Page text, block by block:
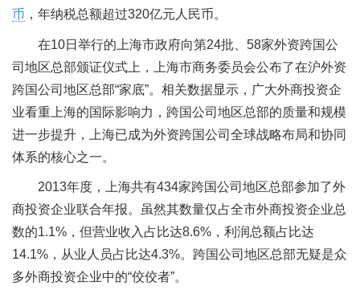
币 ，年纳税总额超过320亿元人民币。
在10日举行的上海市政府向第24批、58家外资跨国公
司地区总部颁证仪式上，上海市商务委员会公布了在沪外资
跨国公司地区总部“家底”。相关数据显示，广大外商投资企
业看重上海的国际影响力，跨国公司地区总部的质量和规模
进一步提升，上海已成为外资跨国公司全球战略布局和协同
体系的核心之一。
2013年度，上海共有434家跨国公司地区总部参加了外
商投资企业联合年报。虽然其数量仅占全市外商投资企业总
数的1.1%，但营业收入占比达8.6%，利润总额占比达
14.1%，从业人员占比达4.3%。跨国公司地区总部无疑是众
多外商投资企业中的“佼佼者”。